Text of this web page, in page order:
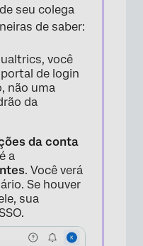
seu colega
de saber:
você
de login
não uma
da
da conta
a
. Você verá
Se houver
sua